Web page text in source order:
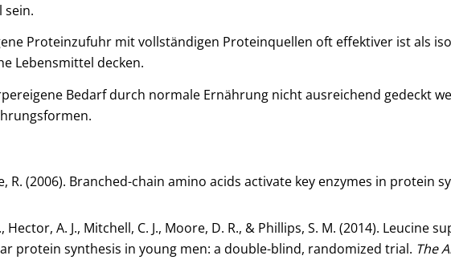
sein.
Proteinzufuhr mit vollständigen Proteinquellen oft effektiver ist als
Lebensmittel decken.
Bedarf durch normale Ernährung nicht ausreichend gedeckt
R. (2006). Branched-chain amino acids activate key enzymes in protein
A. J., Mitchell, C. J., Moore, D. R., & Phillips, S. M. (2014). Leucine
protein synthesis in young men: a double-blind, randomized trial. The